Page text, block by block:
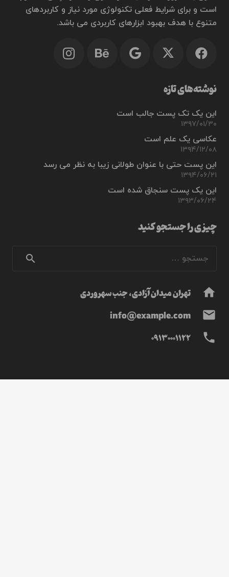
است و برای شرایط فعلی تکنولوژی مورد نیاز و کاربردهای
متنوع با هدف بهبود ابزارهای کاربردی می باشد.
نوشته‌های تازه
این یک تک پست جالب است
۱۳۹۷/۰۱/۳۰
عکاسی یک علم است
۱۳۹۴/۱۲/۰۸
این پست حتی با عنوان طولانی زیبا به نظر می رسد
۱۳۹۴/۰۶/۲۱
این یک پست سنجاق شده است
۱۳۹۳/۰۶/۲۴
چیزی را جستجو کنید
برای:
home تهران میدان آزادی، جنب سهروردی
mail
info@example.com
phone
09130001122